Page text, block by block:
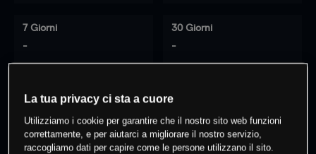
7 Giorni
-
30 Giorni
-
0 % dei clienti hanno posizioni
questo prodotto
La tua privacy ci sta a cuore
Utilizziamo i cookie per garantire che il nostro sito web funzioni
correttamente, e per aiutarci a migliorare il nostro servizio,
raccogliamo dati per capire come le persone utilizzano il sito.